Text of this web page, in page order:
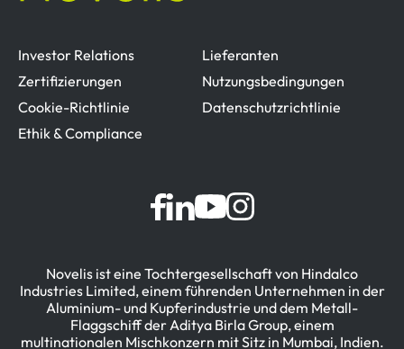
Investor Relations
Lieferanten
Zertifizierungen
Nutzungsbedingungen
Cookie-Richtlinie
Datenschutzrichtlinie
Ethik & Compliance
Novelis ist eine Tochtergesellschaft von Hindalco
Industries Limited, einem führenden Unternehmen in der
Aluminium- und Kupferindustrie und dem Metall-
Flaggschiff der Aditya Birla Group, einem
multinationalen Mischkonzern mit Sitz in Mumbai, Indien.